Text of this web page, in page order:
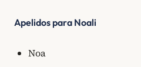
Apelidos para Noali
Noa